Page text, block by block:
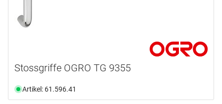
Stossgriffe OGRO TG 9355
Artikel: 61.596.41